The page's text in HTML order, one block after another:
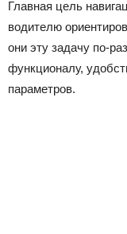
Главная цель
водителю
они эту задачу по-
функционалу,
параметров.